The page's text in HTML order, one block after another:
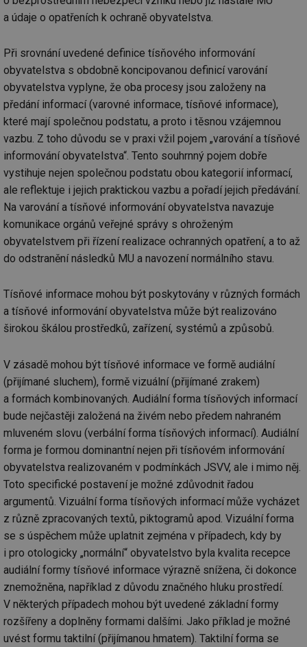
a údaje o opatřeních k ochraně obyvatelstva.
Při srovnání uvedené definice tísňového informování
obyvatelstva s obdobně koncipovanou definicí varování
obyvatelstva vyplyne, že oba procesy jsou založeny na
předání informací (varovné informace, tísňové informace),
které mají společnou podstatu, a proto i těsnou vzájemnou
vazbu. Z toho důvodu se v praxi vžil pojem „varování a tísňové
informování obyvatelstva“. Tento souhrnný pojem dobře
vystihuje nejen společnou podstatu obou kategorií informací,
ale reflektuje i jejich praktickou vazbu a pořadí jejich předávání.
Na varování a tísňové informování obyvatelstva navazuje
komunikace orgánů veřejné správy s ohroženým
obyvatelstvem při řízení realizace ochranných opatření, a to až
do odstranění následků MU a navození normálního stavu.
Tísňové informace mohou být poskytovány v různých formách
a tísňové informování obyvatelstva může být realizováno
širokou škálou prostředků, zařízení, systémů a způsobů.
V zásadě mohou být tísňové informace ve formě audiální
(přijímané sluchem), formě vizuální (přijímané zrakem)
a formách kombinovaných. Audiální forma tísňových informací
bude nejčastěji založená na živém nebo předem nahraném
mluveném slovu (verbální forma tísňových informací). Audiální
forma je formou dominantní nejen při tísňovém informování
obyvatelstva realizovaném v podmínkách JSVV, ale i mimo něj.
Toto specifické postavení je možné zdůvodnit řadou
argumentů. Vizuální forma tísňových informací může vycházet
z různě zpracovaných textů, piktogramů apod. Vizuální forma
se s úspěchem může uplatnit zejména v případech, kdy by
i pro otologicky „normální“ obyvatelstvo byla kvalita recepce
audiální formy tísňové informace výrazně snížena, či dokonce
znemožněna, například z důvodu značného hluku prostředí.
V některých případech mohou být uvedené základní formy
rozšířeny a doplněny formami dalšími. Jako příklad je možné
uvést formu taktilní (přijímanou hmatem). Taktilní forma se